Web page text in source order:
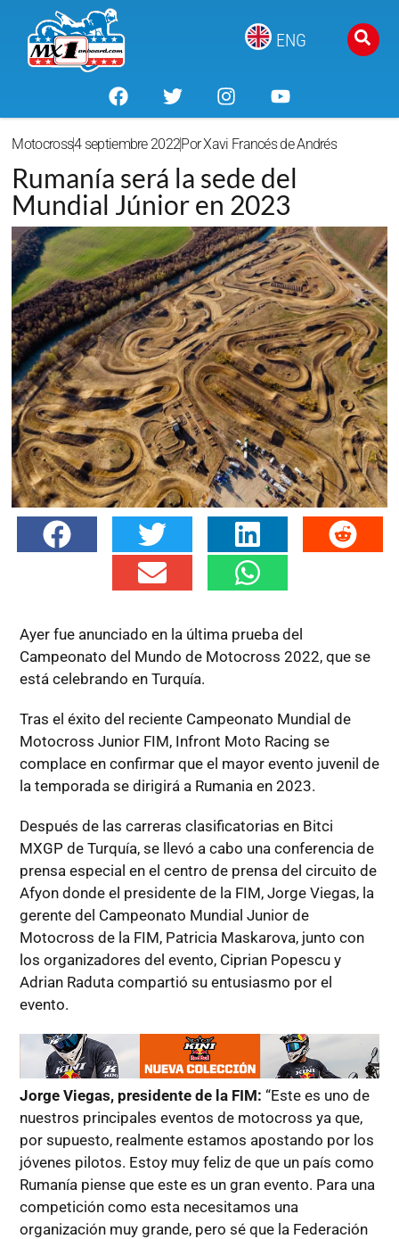
ENG
Motocross4 septiembre 2022PorXavi Francés de Andrés
Rumanía será la sede del
Mundial Júnior en 2023
Ayer fue anunciado en la última prueba del
Campeonato del Mundo de Motocross 2022, que se
está celebrando en Turquía.
Tras el éxito del reciente Campeonato Mundial de
Motocross Junior FIM, Infront Moto Racing se
complace en confirmar que el mayor evento juvenil de
la temporada se dirigirá a Rumania en 2023.
Después de las carreras clasificatorias en Bitci
MXGP de Turquía, se llevó a cabo una conferencia de
prensa especial en el centro de prensa del circuito de
Afyon donde el presidente de la FIM, Jorge Viegas, la
gerente del Campeonato Mundial Junior de
Motocross de la FIM, Patricia Maskarova, junto con
los organizadores del evento, Ciprian Popescu y
Adrian Raduta compartió su entusiasmo por el
evento.
Jorge Viegas, presidente de la FIM: “Este es uno de
nuestros principales eventos de motocross ya que,
por supuesto, realmente estamos apostando por los
jóvenes pilotos. Estoy muy feliz de que un país como
Rumanía piense que este es un gran evento. Para una
competición como esta necesitamos una
organización muy grande, pero sé que la Federación